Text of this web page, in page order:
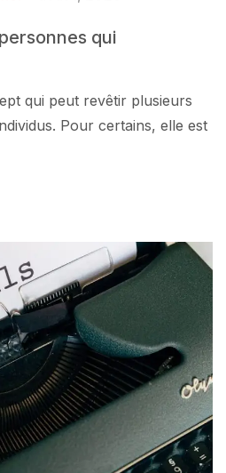
qui
qui peut revêtir plusieurs
Pour certains, elle est